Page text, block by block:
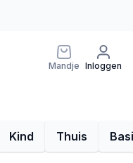
Mandje Inloggen
Kind Thuis